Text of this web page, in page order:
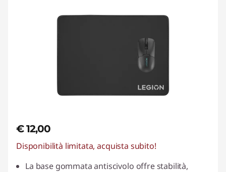
€ 12,00
Disponibilità limitata, acquista subito!
La base gommata antiscivolo offre stabilità,